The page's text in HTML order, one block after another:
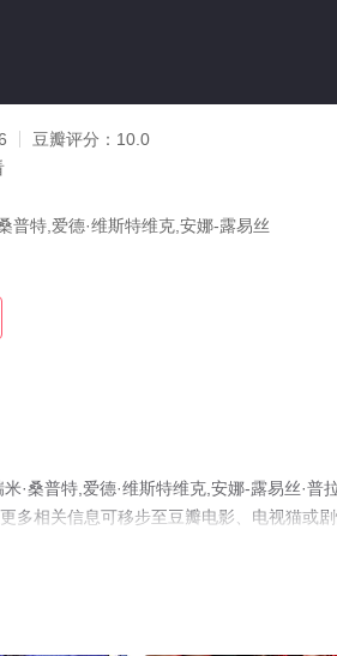
豆瓣评分： 10.0
普特,爱德·维斯特维克,安娜-露易丝
·桑普特,爱德·维斯特维克,安娜-露易丝·普
多相关信息可移步至豆瓣电影、电视猫或